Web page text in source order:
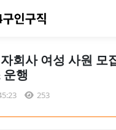
회사 여성 사원 모
행
253